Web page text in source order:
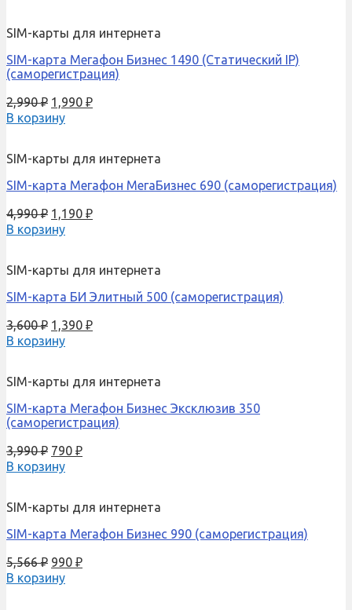
SIM-карты для интернета
SIM-карта Мегафон Бизнес 1490 (Cтатический IP)
(саморегистрация)
2,990₽ 1,990 ₽
В корзину
SIM-карты для интернета
SIM-карта Мегафон МегаБизнес 690 (саморегистрация)
4,990₽ 1,190 ₽
В корзину
SIM-карты для интернета
SIM-карта БИ Элитный 500 (саморегистрация)
3,600₽ 1,390 ₽
В корзину
SIM-карты для интернета
SIM-карта Мегафон Бизнес Эксклюзив 350
(саморегистрация)
3,990₽ 790 ₽
В корзину
SIM-карты для интернета
SIM-карта Мегафон Бизнес 990 (саморегистрация)
5,566₽ 990 ₽
В корзину